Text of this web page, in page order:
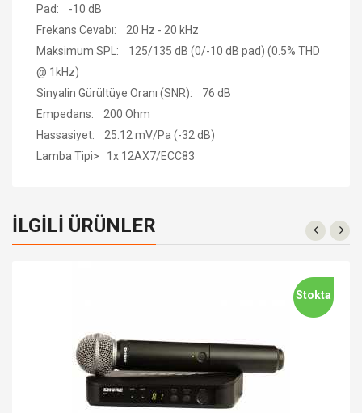
Pad: -10 dB
Frekans Cevabı: 20 Hz - 20 kHz
Maksimum SPL: 125/135 dB (0/-10 dB pad) (0.5% THD
@ 1kHz)
Sinyalin Gürültüye Oranı (SNR): 76 dB
Empedans: 200 Ohm
Hassasiyet: 25.12 mV/Pa (-32 dB)
Lamba Tipi> 1x 12AX7/ECC83
İLGILI ÜRÜNLER
Stokta